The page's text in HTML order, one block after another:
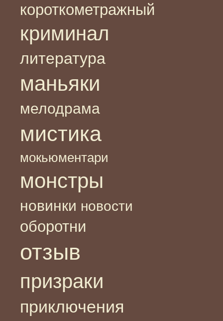
короткометражный
криминал
литература
маньяки
мелодрама
мистика
мокьюментари
монстры
новинки новости
оборотни
отзыв
призраки
приключения